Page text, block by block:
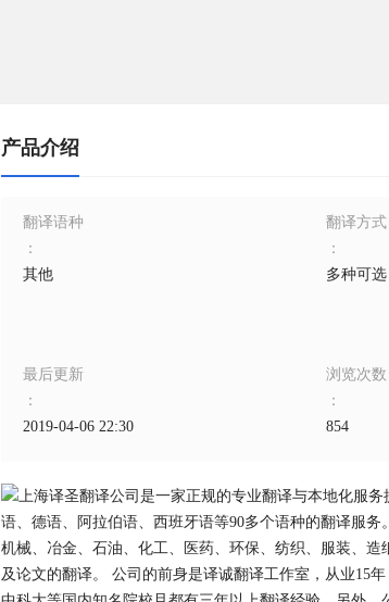
产品介绍
翻译语种
：
其他
翻译方式
：
多种可选
最后更新
：
2019-04-06 22:30
浏览次数
：
854
上海译圣翻译公司是一家正规的专业翻译与本地化服
语、德语、阿拉伯语、西班牙语等90多个语种的翻译服
机械、冶金、石油、化工、医药、环保、纺织、服装、
及论文的翻译。 公司的前身是译诚翻译工作室，从业15